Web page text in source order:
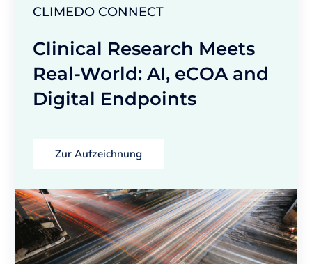
CLIMEDO CONNECT
Clinical Research Meets
Real-World: AI, eCOA and
Digital Endpoints
Zur Aufzeichnung